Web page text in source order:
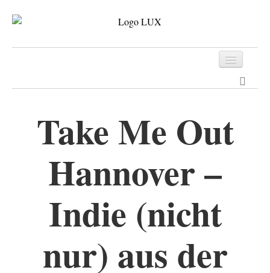
Archiv
Kontakt
Take Me Out
Hannover –
Indie (nicht
nur) aus der